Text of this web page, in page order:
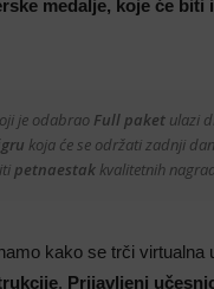
medalje, koje će biti
je odabrao Full paket ulazi
koja će se održati zadnji
petnaestak kvalitetnih
kako se trči virtualna
. Prijavljeni